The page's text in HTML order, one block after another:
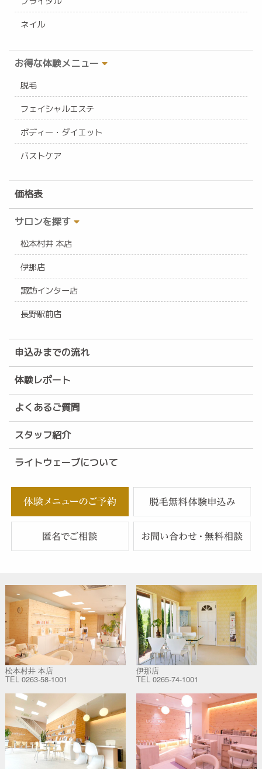
ネイル
お得な体験メニュー
脱毛
フェイシャルエステ
ボディー・ダイエット
バストケア
価格表
サロンを探す
松本村井 本店
伊那店
諏訪インター店
長野駅前店
申込みまでの流れ
体験レポート
よくあるご質問
スタッフ紹介
ライトウェーブについて
松本村井 本店
TEL 0263-58-1001
伊那店
TEL 0265-74-1001